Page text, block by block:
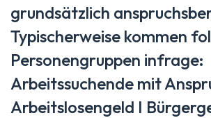
grundsätzlich
Typischerweise kommen
Personengruppen infrage:
Arbeitssuchende mit
Arbeitslosengeld I